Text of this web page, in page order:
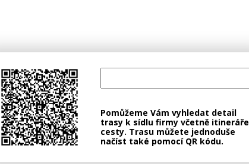
Pomůžeme Vám vyhledat detail
trasy k sídlu firmy včetně itineráře
cesty. Trasu můžete jednoduše
načíst také pomocí QR kódu.